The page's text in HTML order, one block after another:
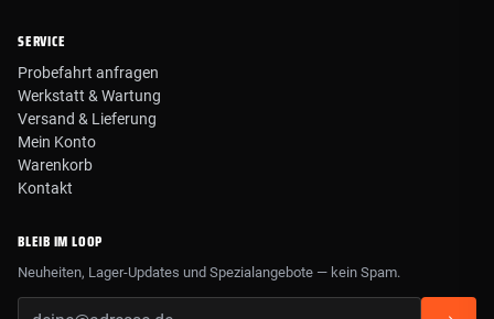
SERVICE
Probefahrt anfragen
Werkstatt & Wartung
Versand & Lieferung
Mein Konto
Warenkorb
Kontakt
BLEIB IM LOOP
Neuheiten, Lager-Updates und Spezialangebote — kein Spam.